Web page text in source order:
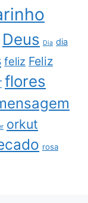
Deus Dia dia
feliz Feliz
flores
orkut
rosa